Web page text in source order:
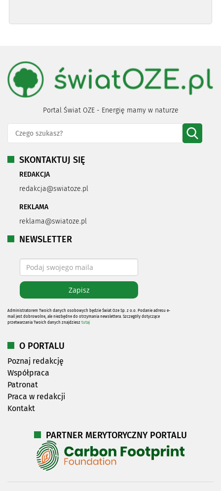
Portal Świat OZE - Energię mamy w naturze
SKONTAKTUJ SIĘ
REDAKCJA
redakcja@swiatoze.pl
REKLAMA
reklama@swiatoze.pl
NEWSLETTER
Administratorem Twoich danych osobowych będzie Świat Oze Sp. z o.o. Podanie adresu e-
mail jest dobrowolne, ale niezbędne do otrzymania newslettera. Szczegóły dotyczące
przetwarzania Twoich danych znajdziesz tutaj
O PORTALU
Poznaj redakcję
Współpraca
Patronat
Praca w redakcji
Kontakt
PARTNER MERYTORYCZNY PORTALU